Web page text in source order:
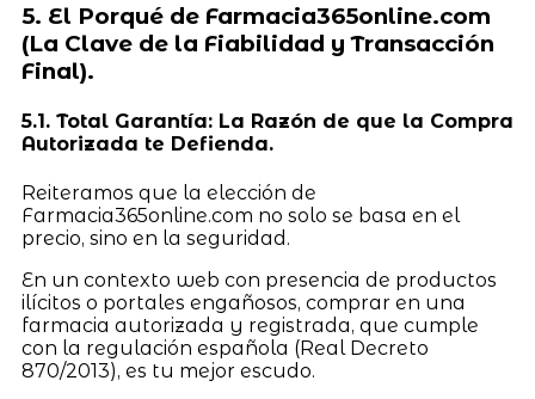
5. El Porqué de Farmacia365online.com
(La Clave de la Fiabilidad y Transacción
Final).
5.1. Total Garantía: La Razón de que la Compra
Autorizada te Defienda.
Reiteramos que la elección de
Farmacia365online.com no solo se basa en el
precio, sino en la seguridad.
En un contexto web con presencia de productos
ilícitos o portales engañosos, comprar en una
farmacia autorizada y registrada, que cumple
con la regulación española (Real Decreto
870/2013), es tu mejor escudo.